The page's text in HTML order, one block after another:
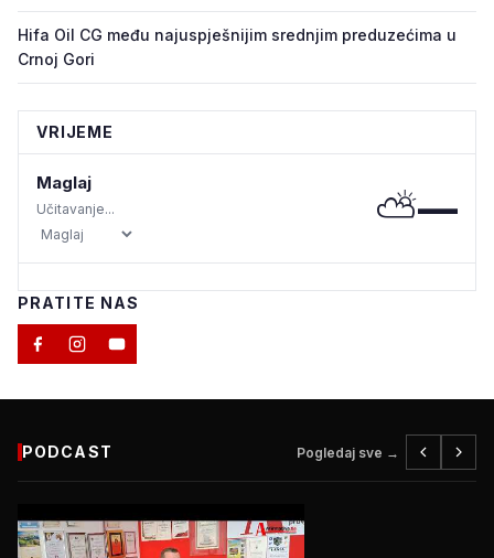
Hifa Oil CG među najuspješnijim srednjim preduzećima u
Crnoj Gori
VRIJEME
Maglaj
Učitavanje... ⛅—
PRATITE NAS
PODCAST Pogledaj sve →